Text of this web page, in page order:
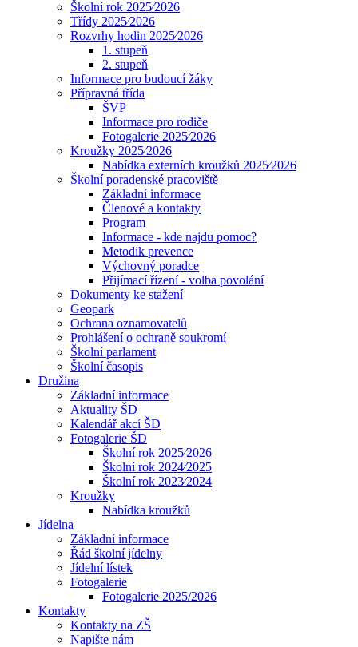
Školní rok 2025⁄2026
Třídy 2025⁄2026
Rozvrhy hodin 2025⁄2026
1. stupeň
2. stupeň
Informace pro budoucí žáky
Přípravná třída
ŠVP
Informace pro rodiče
Fotogalerie 2025⁄2026
Kroužky 2025⁄2026
Nabídka externích kroužků 2025⁄2026
Školní poradenské pracoviště
Základní informace
Členové a kontakty
Program
Informace - kde najdu pomoc?
Metodik prevence
Výchovný poradce
Přijímací řízení - volba povolání
Dokumenty ke stažení
Geopark
Ochrana oznamovatelů
Prohlášení o ochraně soukromí
Školní parlament
Školní časopis
Družina
Základní informace
Aktuality ŠD
Kalendář akcí ŠD
Fotogalerie ŠD
Školní rok 2025⁄2026
Školní rok 2024⁄2025
Školní rok 2023⁄2024
Kroužky
Nabídka kroužků
Jídelna
Základní informace
Řád školní jídelny
Jídelní lístek
Fotogalerie
Fotogalerie 2025/2026
Kontakty
Kontakty na ZŠ
Napište nám